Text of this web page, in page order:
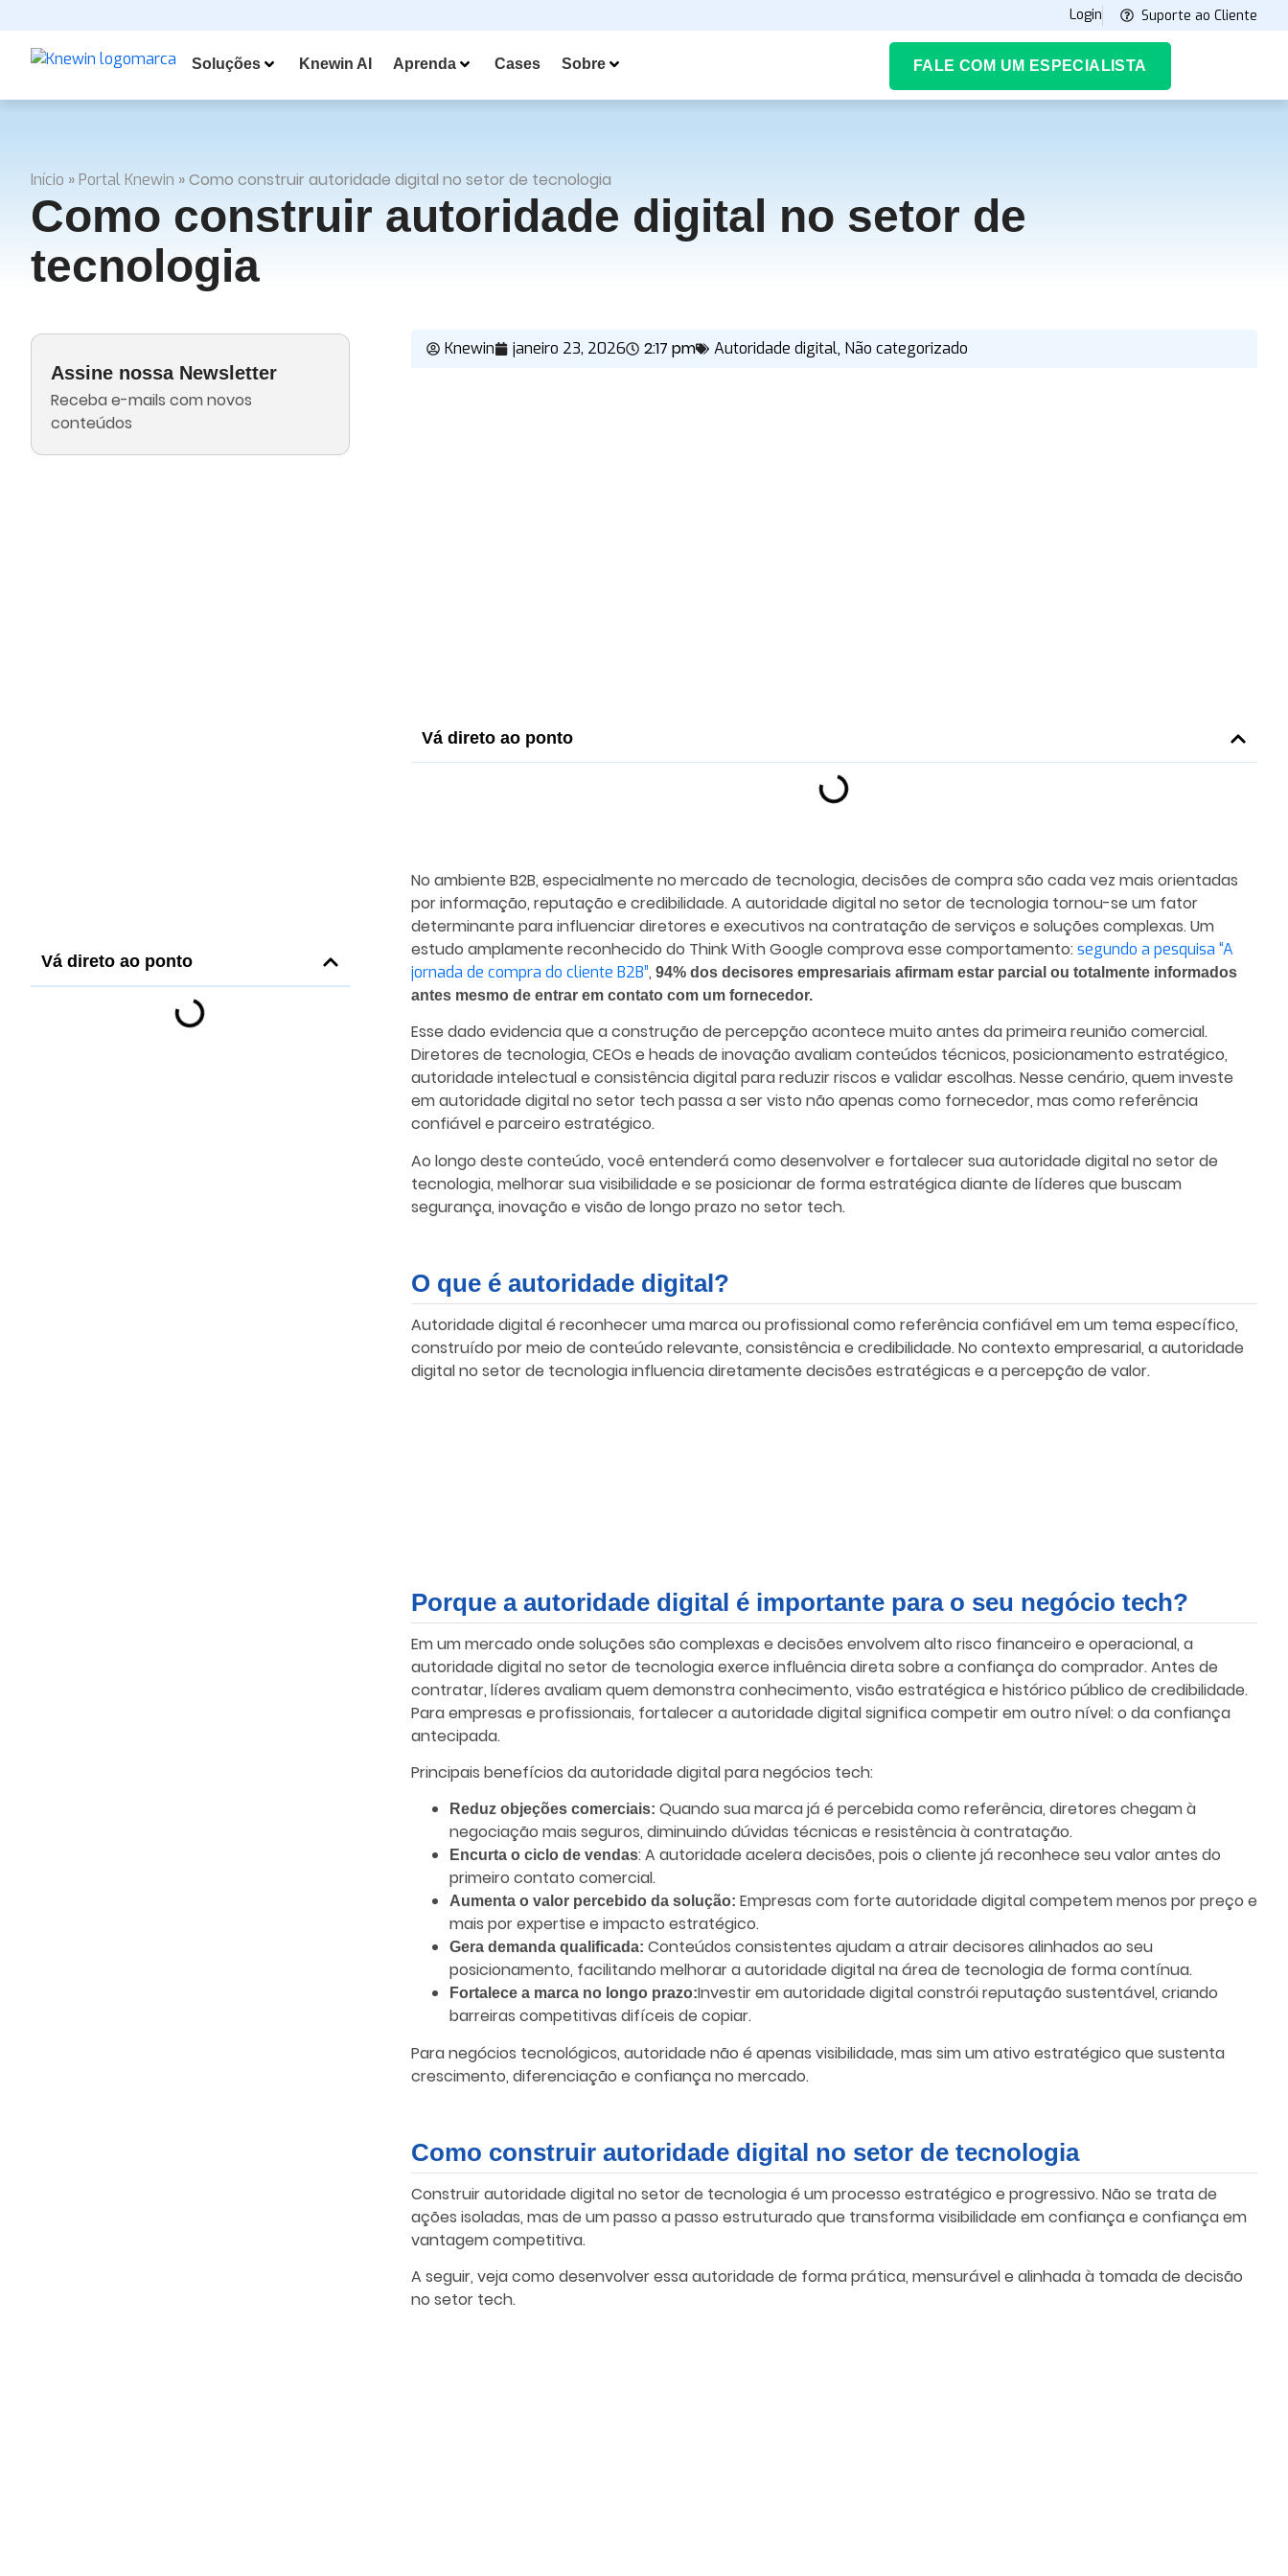
Login Suporte ao Cliente
Soluções Knewin AI Aprenda Cases Sobre FALE COM UM ESPECIALISTA
Início »Portal Knewin »Como construir autoridade digital no setor de tecnologia
Como construir autoridade digital no setor de
tecnologia
Assine nossa Newsletter
Receba e-mails com novos
conteúdos
Vá direto ao ponto
Knewin janeiro 23, 2026 2:17 pm Autoridade digital, Não categorizado
Vá direto ao ponto
No ambiente B2B, especialmente no mercado de tecnologia, decisões de compra são cada vez mais orientadas
por informação, reputação e credibilidade. A autoridade digital no setor de tecnologia tornou-se um fator
determinante para influenciar diretores e executivos na contratação de serviços e soluções complexas. Um
estudo amplamente reconhecido do Think With Google comprova esse comportamento:segundo a pesquisa “A
jornada de compra do cliente B2B”, 94% dos decisores empresariais afirmam estar parcial ou totalmente informados
antes mesmo de entrar em contato com um fornecedor.
Esse dado evidencia que a construção de percepção acontece muito antes da primeira reunião comercial.
Diretores de tecnologia, CEOs e heads de inovação avaliam conteúdos técnicos, posicionamento estratégico,
autoridade intelectual e consistência digital para reduzir riscos e validar escolhas. Nesse cenário, quem investe
em autoridade digital no setor tech passa a ser visto não apenas como fornecedor, mas como referência
confiável e parceiro estratégico.
Ao longo deste conteúdo, você entenderá como desenvolver e fortalecer sua autoridade digital no setor de
tecnologia, melhorar sua visibilidade e se posicionar de forma estratégica diante de líderes que buscam
segurança, inovação e visão de longo prazo no setor tech.
O que é autoridade digital?
Autoridade digital é reconhecer uma marca ou profissional como referência confiável em um tema específico,
construído por meio de conteúdo relevante, consistência e credibilidade. No contexto empresarial, a autoridade
digital no setor de tecnologia influencia diretamente decisões estratégicas e a percepção de valor.
Porque a autoridade digital é importante para o seu negócio tech?
Em um mercado onde soluções são complexas e decisões envolvem alto risco financeiro e operacional, a
autoridade digital no setor de tecnologia exerce influência direta sobre a confiança do comprador. Antes de
contratar, líderes avaliam quem demonstra conhecimento, visão estratégica e histórico público de credibilidade.
Para empresas e profissionais, fortalecer a autoridade digital significa competir em outro nível: o da confiança
antecipada.
Principais benefícios da autoridade digital para negócios tech:
Reduz objeções comerciais: Quando sua marca já é percebida como referência, diretores chegam à
negociação mais seguros, diminuindo dúvidas técnicas e resistência à contratação.
Encurta o ciclo de vendas: A autoridade acelera decisões, pois o cliente já reconhece seu valor antes do
primeiro contato comercial.
Aumenta o valor percebido da solução: Empresas com forte autoridade digital competem menos por preço e
mais por expertise e impacto estratégico.
Gera demanda qualificada: Conteúdos consistentes ajudam a atrair decisores alinhados ao seu
posicionamento, facilitando melhorar a autoridade digital na área de tecnologia de forma contínua.
Fortalece a marca no longo prazo:Investir em autoridade digital constrói reputação sustentável, criando
barreiras competitivas difíceis de copiar.
Para negócios tecnológicos, autoridade não é apenas visibilidade, mas sim um ativo estratégico que sustenta
crescimento, diferenciação e confiança no mercado.
Como construir autoridade digital no setor de tecnologia
Construir autoridade digital no setor de tecnologia é um processo estratégico e progressivo. Não se trata de
ações isoladas, mas de um passo a passo estruturado que transforma visibilidade em confiança e confiança em
vantagem competitiva.
A seguir, veja como desenvolver essa autoridade de forma prática, mensurável e alinhada à tomada de decisão
no setor tech.